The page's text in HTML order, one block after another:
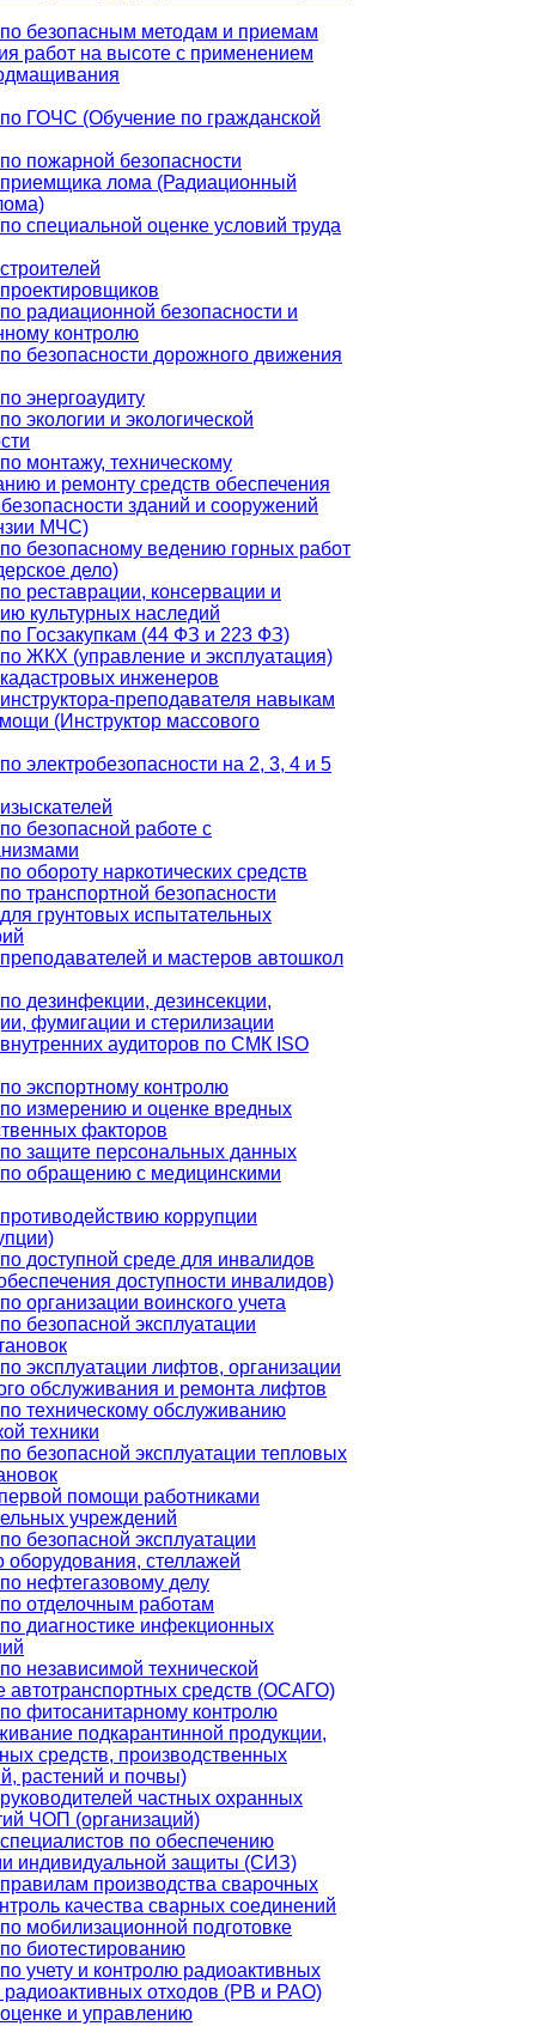
безопасным методам и приемам
работ на высоте с применением
ГОЧС (Обучение по гражданской
пожарной безопасности
лома (Радиационный
специальной оценке условий труда
радиационной безопасности и
контролю
безопасности дорожного движения
энергоаудиту
экологии и экологической
монтажу, техническому
и ремонту средств обеспечения
зданий и сооружений
МЧС)
безопасному ведению горных работ
дело)
реставрации, консервации и
культурных наследий
Госзакупкам (44 ФЗ и 223 ФЗ)
ЖКХ (управление и эксплуатация)
инженеров
преподавателя навыкам
(Инструктор массового
электробезопасности на 2, 3, 4 и 5
безопасной работе с
обороту наркотических средств
транспортной безопасности
грунтовых испытательных
и мастеров автошкол
дезинфекции, дезинсекции,
фумигации и стерилизации
аудиторов по СМК ISO
экспортному контролю
измерению и оценке вредных
факторов
защите персональных данных
обращению с медицинскими
коррупции
доступной среде для инвалидов
доступности инвалидов)
организации воинского учета
безопасной эксплуатации
эксплуатации лифтов, организации
обслуживания и ремонта лифтов
техническому обслуживанию
техники
безопасной эксплуатации тепловых
помощи работниками
учреждений
безопасной эксплуатации
оборудования, стеллажей
нефтегазовому делу
отделочным работам
диагностике инфекционных
независимой технической
автотранспортных средств (ОСАГО)
фитосанитарному контролю
подкарантинной продукции,
средств, производственных
растений и почвы)
частных охранных
ЧОП (организаций)
по обеспечению
индивидуальной защиты (СИЗ)
производства сварочных
качества сварных соединений
мобилизационной подготовке
биотестированию
учету и контролю радиоактивных
радиоактивных отходов (РВ и РАО)
и управлению